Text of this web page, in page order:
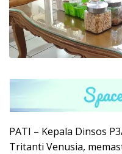
PATI – Kepala Dinsos
Tritanti Venusia,